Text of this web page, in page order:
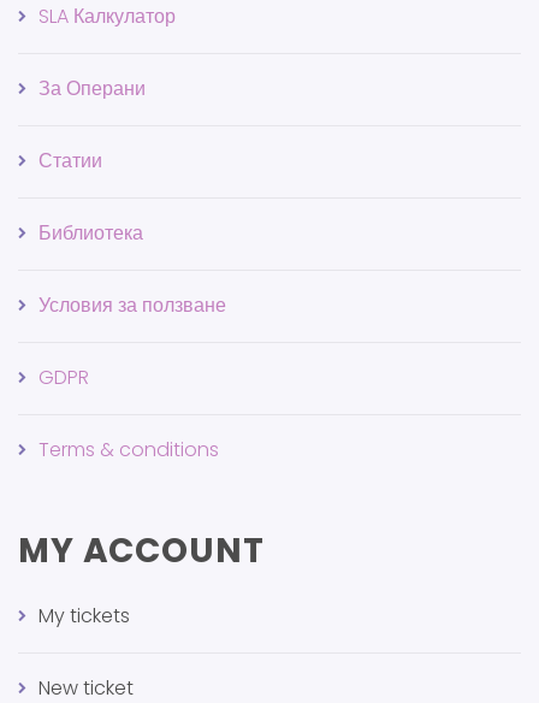
SLA Калкулатор
За Операни
Статии
Библиотека
Условия за ползване
GDPR
Terms & conditions
MY ACCOUNT
My tickets
New ticket